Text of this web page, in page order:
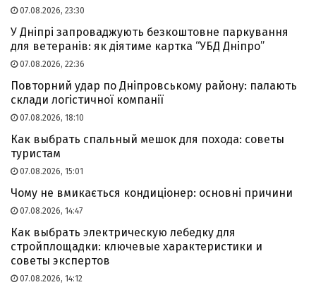
07.08.2026, 23:30
У Дніпрі запроваджують безкоштовне паркування
для ветеранів: як діятиме картка “УБД Дніпро”
07.08.2026, 22:36
Повторний удар по Дніпровському району: палають
склади логістичної компанії
07.08.2026, 18:10
Как выбрать спальный мешок для похода: советы
туристам
07.08.2026, 15:01
Чому не вмикається кондиціонер: основні причини
07.08.2026, 14:47
Как выбрать электрическую лебедку для
стройплощадки: ключевые характеристики и
советы экспертов
07.08.2026, 14:12